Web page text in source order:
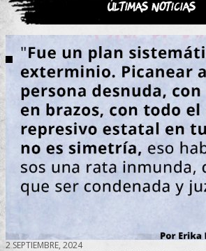
Últimas noticias
2 SEPTIEMBRE, 2024